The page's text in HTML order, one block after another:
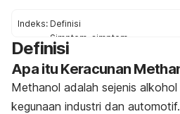
Indeks: Definisi
Simptom-simptom
Punca
Faktor-faktor Risiko
Perubahan gaya hidup &
Definisi
Apa itu Keracunan
Methanol adalah sejenis
kegunaan industri dan